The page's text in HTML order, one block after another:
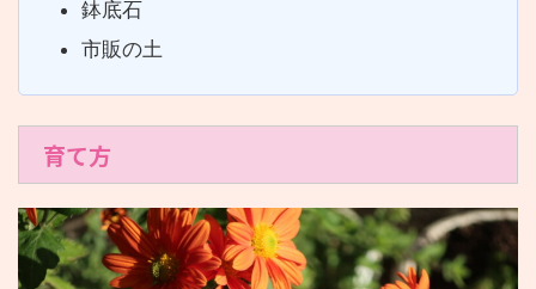
鉢底石
市販の土
育て方